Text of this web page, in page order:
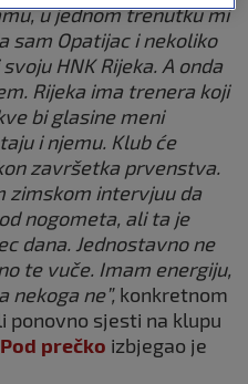
u jednom trenutku mi
sam Opatijac i nekoliko
HNK Rijeka. A onda
Rijeka ima trenera koji
bi glasine meni
i njemu. Klub će
završetka prvenstva.
zimskom intervjuu da
nogometa, ali ta je
dana. Jednostavno ne
te vuče. Imam energiju,
nekoga ne”, konkretnom
ponovno sjesti na klupu
Pod prečko izbjegao je